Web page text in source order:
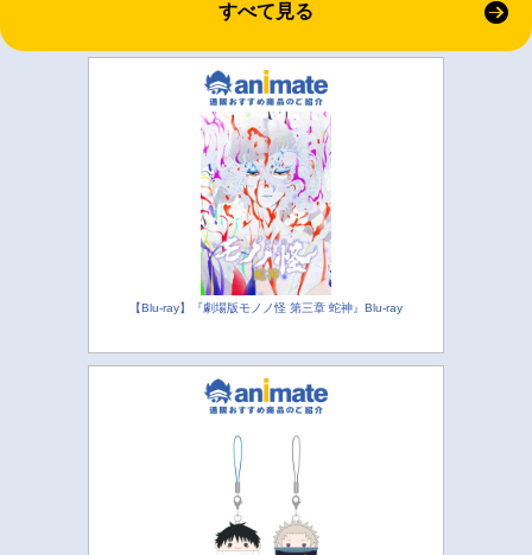
すべて見る
【Blu-ray】『劇場版モノノ怪 第三章 蛇神』Blu-ray